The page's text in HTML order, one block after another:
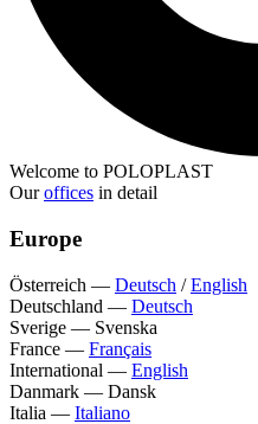
Welcome to POLOPLAST
Ouroffices in detail
Europe
Österreich — Deutsch /English
Deutschland — Deutsch
Sverige — Svenska
France — Français
International — English
Danmark — Dansk
Italia — Italiano